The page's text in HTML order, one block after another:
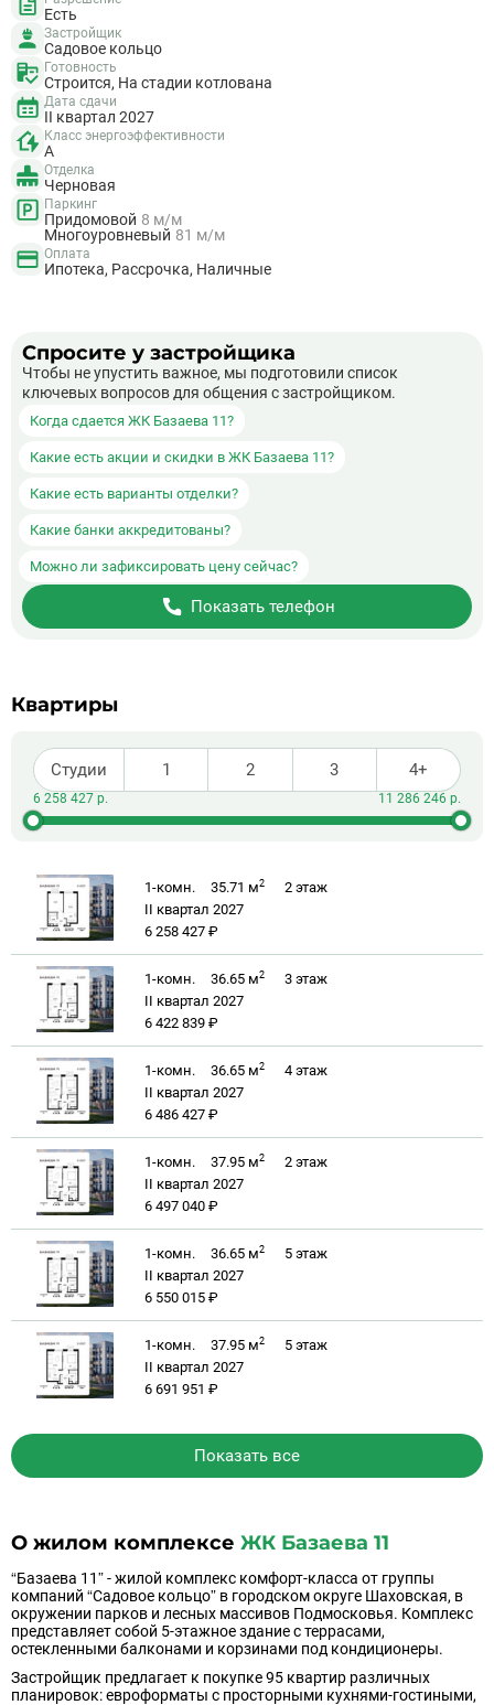
Есть
Застройщик
Садовое кольцо
Готовность
Строится, На стадии котлована
Дата сдачи
II квартал 2027
Класс энергоэффективности
A
Отделка
Черновая
Паркинг
Придомовой 8 м/м
Многоуровневый 81 м/м
Оплата
Ипотека, Рассрочка, Наличные
Спросите у застройщика
Чтобы не упустить важное, мы подготовили список
ключевых вопросов для общения с застройщиком.
Когда сдается ЖК Базаева 11?
Какие есть акции и скидки в ЖК Базаева 11?
Какие есть варианты отделки?
Какие банки аккредитованы?
Можно ли зафиксировать цену сейчас?
Показать телефон
Квартиры
Студии 1 2 3 4+
1-комн. 35.71 м2 2 этаж
II квартал 2027
6 258 427 ₽
1-комн. 36.65 м2 3 этаж
II квартал 2027
6 422 839 ₽
1-комн. 36.65 м2 4 этаж
II квартал 2027
6 486 427 ₽
1-комн. 37.95 м2 2 этаж
II квартал 2027
6 497 040 ₽
1-комн. 36.65 м2 5 этаж
II квартал 2027
6 550 015 ₽
1-комн. 37.95 м2 5 этаж
II квартал 2027
6 691 951 ₽
Показать все
О жилом комплексе ЖК Базаева 11
“Базаева 11” - жилой комплекс комфорт-класса от группы
компаний “Садовое кольцо” в городском округе Шаховская, в
окружении парков и лесных массивов Подмосковья. Комплекс
представляет собой 5-этажное здание с террасами,
остекленными балконами и корзинами под кондиционеры.
Застройщик предлагает к покупке 95 квартир различных
планировок: евроформаты с просторными кухнями-гостиными,